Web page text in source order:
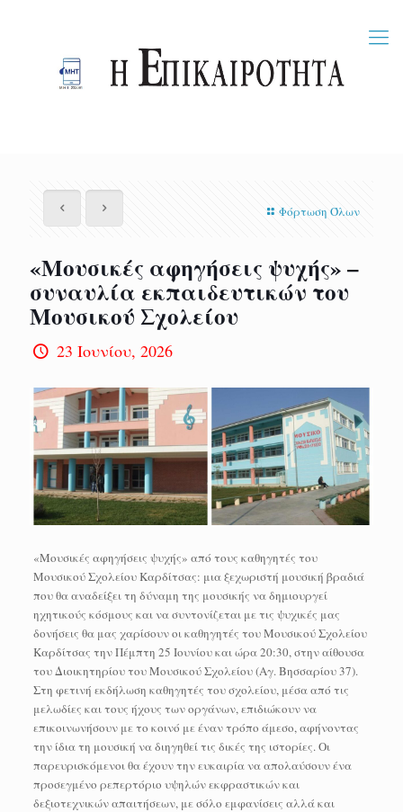
Φόρτωση Όλων
«Μουσικές αφηγήσεις ψυχής» –
συναυλία εκπαιδευτικών του
Μουσικού Σχολείου
23 Ιουνίου, 2026
«Μουσικές αφηγήσεις ψυχής» από τους καθηγητές του
Μουσικού Σχολείου Καρδίτσας: μια ξεχωριστή μουσική βραδιά
που θα αναδείξει τη δύναμη της μουσικής να δημιουργεί
ηχητικούς κόσμους και να συντονίζεται με τις ψυχικές μας
δονήσεις θα μας χαρίσουν οι καθηγητές του Μουσικού Σχολείου
Καρδίτσας την Πέμπτη 25 Ιουνίου και ώρα 20:30, στην αίθουσα
του Διοικητηρίου του Μουσικού Σχολείου (Αγ. Βησσαρίου 37).
Στη φετινή εκδήλωση καθηγητές του σχολείου, μέσα από τις
μελωδίες και τους ήχους των οργάνων, επιδιώκουν να
επικοινωνήσουν με το κοινό με έναν τρόπο άμεσο, αφήνοντας
την ίδια τη μουσική να διηγηθεί τις δικές της ιστορίες. Οι
παρευρισκόμενοι θα έχουν την ευκαιρία να απολαύσουν ένα
προσεγμένο ρεπερτόριο υψηλών εκφραστικών και
δεξιοτεχνικών απαιτήσεων, με σόλο εμφανίσεις αλλά και